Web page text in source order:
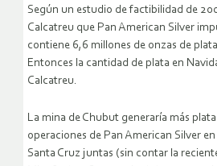
Según un estudio de factibilidad de
Calcatreu que Pan American Silver
contiene 6,6 millones de onzas de
Entonces la cantidad de plata en
Calcatreu.
La mina de Chubut generaría más
operaciones de Pan American Silver
Santa Cruz juntas (sin contar la